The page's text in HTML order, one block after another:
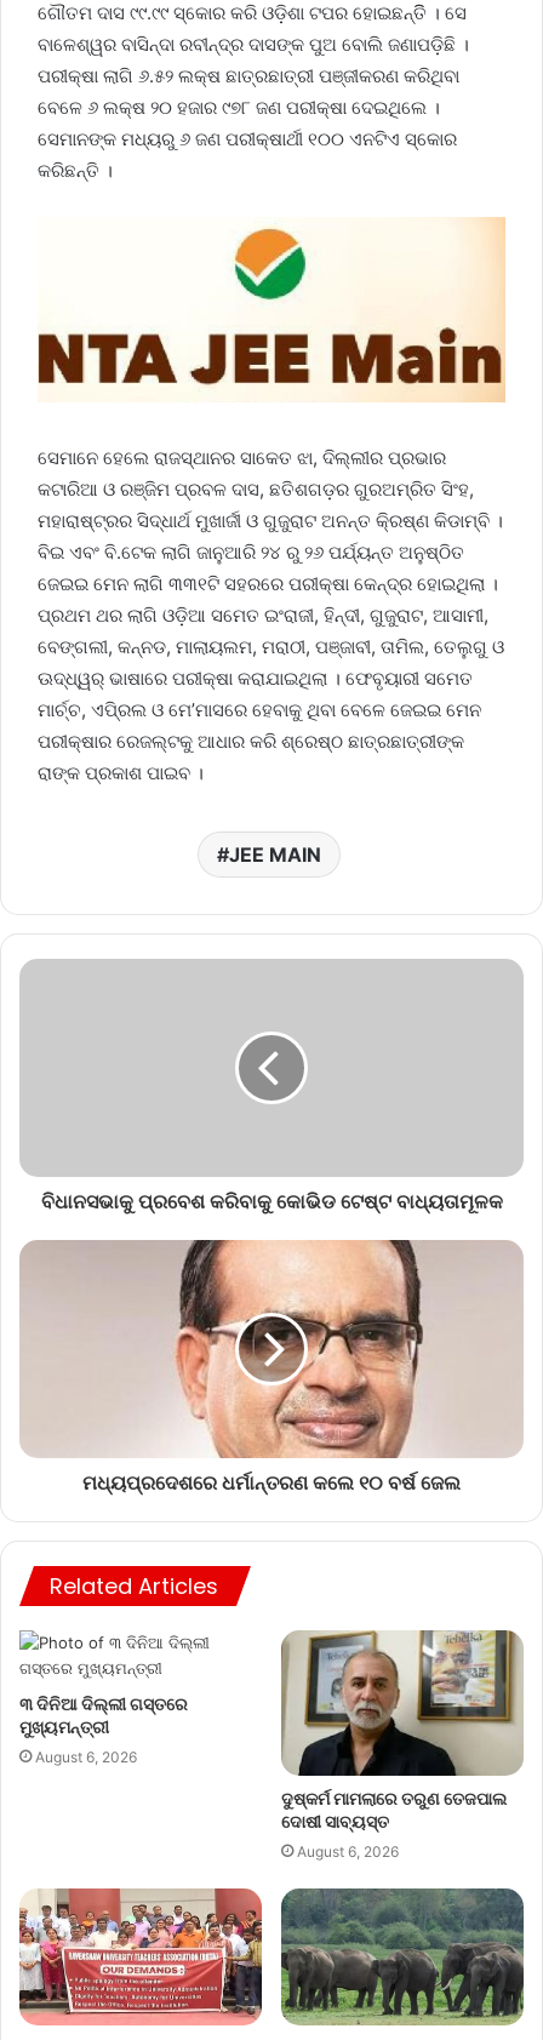
ଗୌତମ ଦାସ ୯୯.୯୯ ସ୍କୋର କରି ଓଡ଼ିଶା ଟପର ହୋଇଛନ୍ତିି । ସେ
ବାଳେଶ୍ୱର ବାସିନ୍ଦା ରବୀନ୍ଦ୍ର ଦାସଙ୍କ ପୁଅ ବୋଲି ଜଣାପଡ଼ିଛି ।
ପରୀକ୍ଷା ଲାଗି ୬.୫୨ ଲକ୍ଷ ଛାତ୍ରଛାତ୍ରୀ ପଞ୍ଜୀକରଣ କରିଥିବା
ବେଳେ ୬ ଲକ୍ଷ ୨୦ ହଜାର ୯୭୮ ଜଣ ପରୀକ୍ଷା ଦେଇଥିଲେ ।
ସେମାନଙ୍କ ମଧ୍ୟରୁ ୬ ଜଣ ପରୀକ୍ଷାର୍ଥୀ ୧୦୦ ଏନଟିଏ ସ୍କୋର
କରିଛନ୍ତି ।
ସେମାନେ ହେଲେ ରାଜସ୍ଥାନର ସାକେତ ଝା, ଦିଲ୍ଲୀର ପ୍ରଭାର
କଟାରିଆ ଓ ରଞ୍ଜିମ ପ୍ରବଳ ଦାସ, ଛତିଶଗଡ଼ର ଗୁରଅମ୍ରିତ ସିଂହ,
ମହାରାଷ୍ଟ୍ରର ସିଦ୍ଧାର୍ଥ ମୁଖାର୍ଜୀ ଓ ଗୁଜୁରାଟ ଅନନ୍ତ କି୍ରଷ୍ଣ କିଡାମ୍ବି ।
ବିଇ ଏବଂ ବି.ଟେକ ଲାଗି ଜାନୁଆରି ୨୪ ରୁ ୨୬ ପର୍ଯ୍ୟନ୍ତ ଅନୁଷ୍ଠିତ
ଜେଇଇ ମେନ ଲାଗି ୩୩୧ଟି ସହରରେ ପରୀକ୍ଷା କେନ୍ଦ୍ର ହୋଇଥିଲା ।
ପ୍ରଥମ ଥର ଲାଗି ଓଡ଼ିଆ ସମେତ ଇଂରାଜୀ, ହିନ୍ଦୀ, ଗୁଜୁରାଟ, ଆସାମୀ,
ବେଙ୍ଗଲୀ, କନ୍ନଡ, ମାଲାୟଲମ, ମରାଠୀ, ପଞ୍ଜାବୀ, ତାମିଲ, ତେଲୁଗୁ ଓ
ଊଦ୍ଧ୍ୱର୍ ଭାଷାରେ ପରୀକ୍ଷା କରାଯାଇଥିଲା । ଫେବୃୟାରୀ ସମେତ
ମାର୍ଚ୍ଚ, ଏପି୍ରଲ ଓ ମେ’ମାସରେ ହେବାକୁ ଥିବା ବେଳେ ଜେଇଇ ମେନ
ପରୀକ୍ଷାର ରେଜଲ୍ଟକୁ ଆଧାର କରି ଶ୍ରେଷ୍ଠ ଛାତ୍ରଛାତ୍ରୀଙ୍କ
ରାଙ୍କ ପ୍ରକାଶ ପାଇବ ।
JEE MAIN
ବିଧାନସଭାକୁ ପ୍ରବେଶ କରିବାକୁ କୋଭିଡ ଟେଷ୍ଟ ବାଧ୍ୟତାମୂଳକ
ମଧ୍ୟପ୍ରଦେଶରେ ଧର୍ମାନ୍ତରଣ କଲେ ୧୦ ବର୍ଷ ଜେଲ
Related Articles
୩ ଦିନିଆ ଦିଲ୍ଲୀ ଗସ୍ତରେ
ମୁଖ୍ୟମନ୍ତ୍ରୀ
August 6, 2026
ଦୁଷ୍କର୍ମ ମାମଲାରେ ତରୁଣ ତେଜପାଲ
ଦୋଷୀ ସାବ୍ୟସ୍ତ
August 6, 2026